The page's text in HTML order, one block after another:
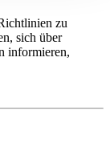
zu
sich über
informieren,